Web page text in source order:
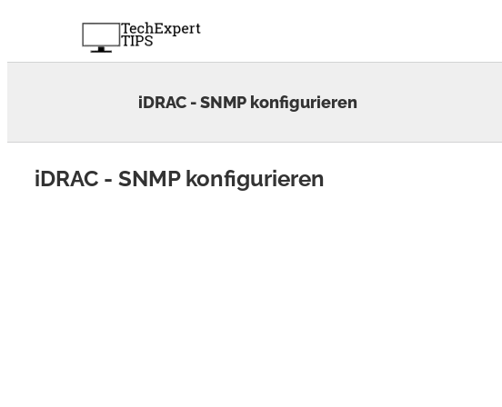
iDRAC - SNMP konfigurieren
iDRAC - SNMP konfigurieren